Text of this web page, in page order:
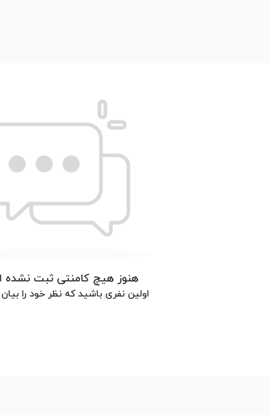
هنوز هیچ کامنتی ثبت
اولین نفری باشید که نظر خود را